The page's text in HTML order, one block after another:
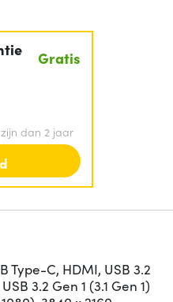
Gratis
dan 2 jaar
Type-C, HDMI, USB 3.2
3.2 Gen 1 (3.1 Gen 1)